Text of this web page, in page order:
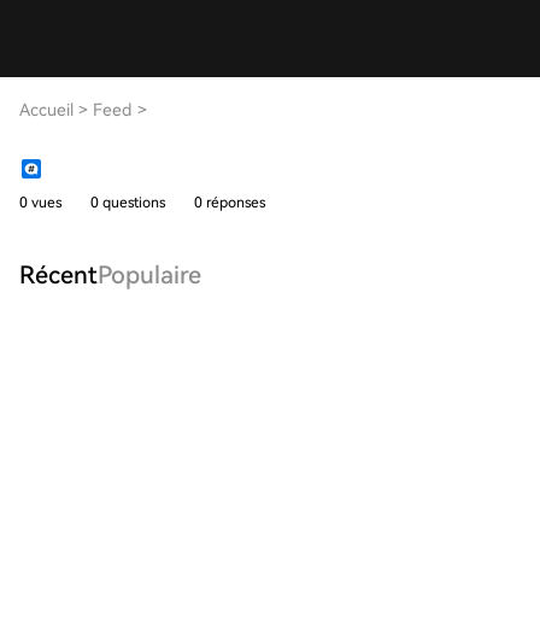
Accueil > Feed >
0 vues 0 questions 0 réponses
RécentPopulaire